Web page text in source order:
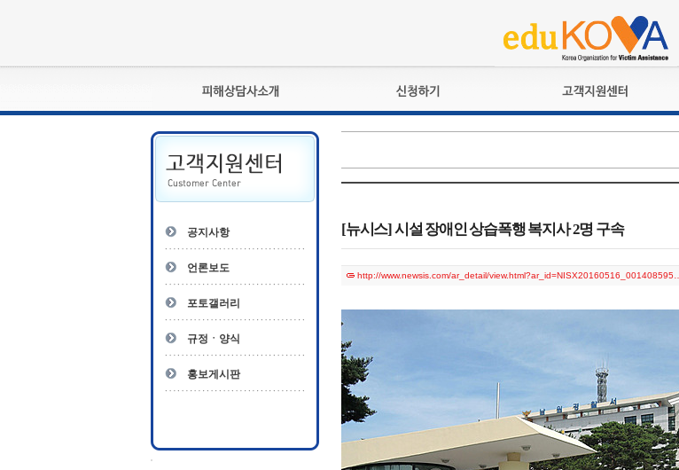
피해상담사란?
자격관리규정
상담사 자격증 확인
- 피해상담사 1급
- 전문수련감독자
- 전문수련기관
교육훈련
자격복원
공지사항
공지사항
언론보도
포토갤러리
규정ㆍ양식
홍보게시판
[뉴시스] 시설 장애인 상습폭행 복지사 2명 구속
http://www.newsis.com/ar_detail/view.html?ar_id=NISX20160516_001408595…